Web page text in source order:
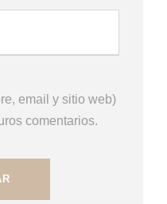
email y sitio web)
comentarios.